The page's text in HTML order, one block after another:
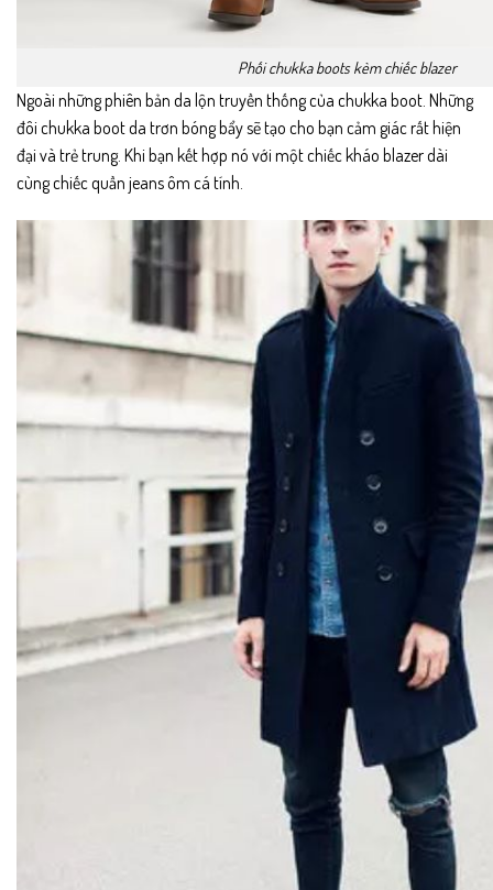
Phối chukka boots kèm chiếc blazer
Ngoài những phiên bản da lộn truyền thống của chukka boot. Những
đôi chukka boot da trơn bóng bẩy sẽ tạo cho bạn cảm giác rất hiện
đại và trẻ trung. Khi bạn kết hợp nó với một chiếc kháo blazer dài
cùng chiếc quần jeans ôm cá tính.